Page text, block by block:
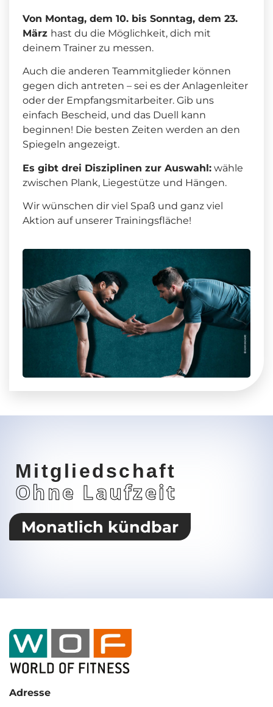
Von Montag, dem 10. bis Sonntag, dem 23.
März hast du die Möglichkeit, dich mit
deinem Trainer zu messen.
Auch die anderen Teammitglieder können
gegen dich antreten – sei es der Anlagenleiter
oder der Empfangsmitarbeiter. Gib uns
einfach Bescheid, und das Duell kann
beginnen! Die besten Zeiten werden an den
Spiegeln angezeigt.
Es gibt drei Disziplinen zur Auswahl: wähle
zwischen Plank, Liegestütze und Hängen.
Wir wünschen dir viel Spaß und ganz viel
Aktion auf unserer Trainingsfläche!
Mitgliedschaft
Ohne Laufzeit
Monatlich kündbar
Adresse